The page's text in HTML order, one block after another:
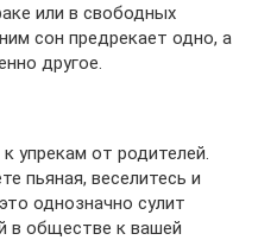
или в свободных
сон предрекает одно, а
другое.
упрекам от родителей.
пьяная, веселитесь и
однозначно сулит
в обществе к вашей